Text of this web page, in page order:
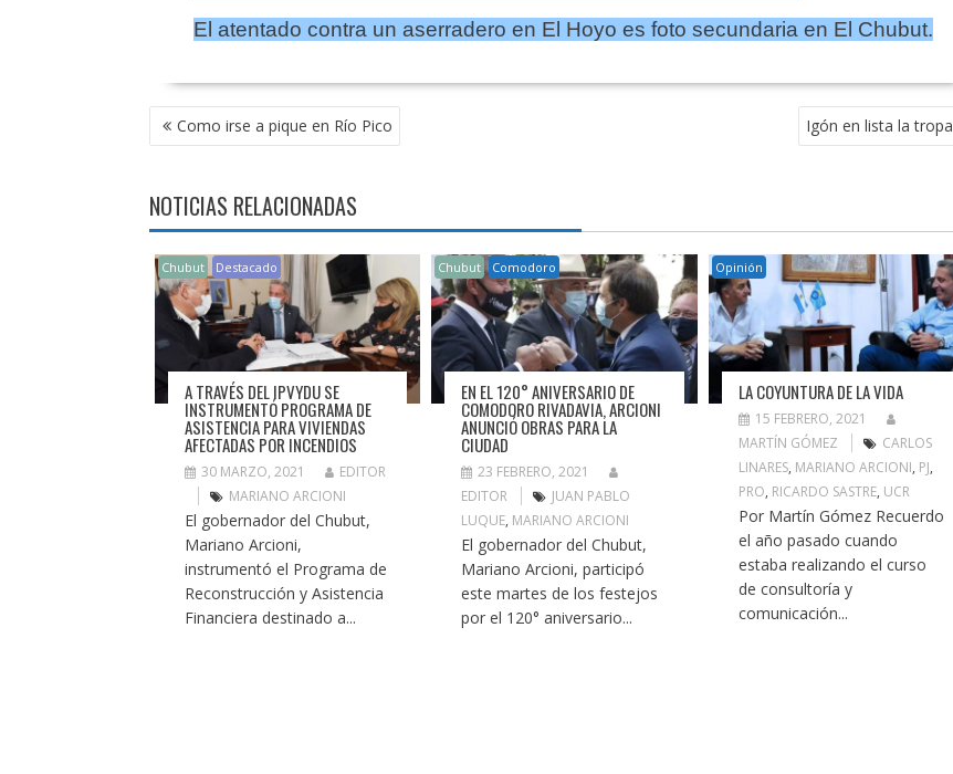
El atentado contra un aserradero en El Hoyo es foto secundaria en El Chubut.
NAVEGACIÓN
DE Como irse a pique en Río Pico Igón en lista la tropa
NOTICIAS RELACIONADAS
Chubut Destacado
A TRAVÉS DEL IPVYDU SE
INSTRUMENTÓ PROGRAMA DE
ASISTENCIA PARA VIVIENDAS
AFECTADAS POR INCENDIOS
30 MARZO, 2021
EDITOR
MARIANO ARCIONI
El gobernador del Chubut,
Mariano Arcioni,
instrumentó el Programa de
Reconstrucción y Asistencia
Financiera destinado a...
Chubut Comodoro
EN EL 120° ANIVERSARIO DE
COMODORO RIVADAVIA, ARCIONI
ANUNCIÓ OBRAS PARA LA
CIUDAD
23 FEBRERO, 2021
EDITOR
JUAN PABLO
LUQUE, MARIANO ARCIONI
El gobernador del Chubut,
Mariano Arcioni, participó
este martes de los festejos
por el 120° aniversario...
Opinión
LA COYUNTURA DE LA VIDA
15 FEBRERO, 2021
MARTÍN GÓMEZ
CARLOS
LINARES, MARIANO ARCIONI, PJ,
PRO, RICARDO SASTRE, UCR
Por Martín Gómez Recuerdo
el año pasado cuando
estaba realizando el curso
de consultoría y
comunicación...